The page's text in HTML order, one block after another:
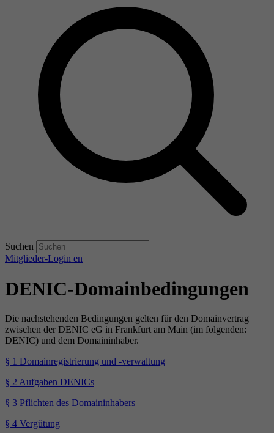
Suchen
Mitglieder-Login en
DENIC-Domainbedingungen
Die nachstehenden Bedingungen gelten für den Domainvertrag
zwischen der DENIC eG in Frankfurt am Main (im folgenden:
DENIC) und dem Domaininhaber.
§ 1 Domainregistrierung und -verwaltung
§ 2 Aufgaben DENICs
§ 3 Pflichten des Domaininhabers
§ 4 Vergütung